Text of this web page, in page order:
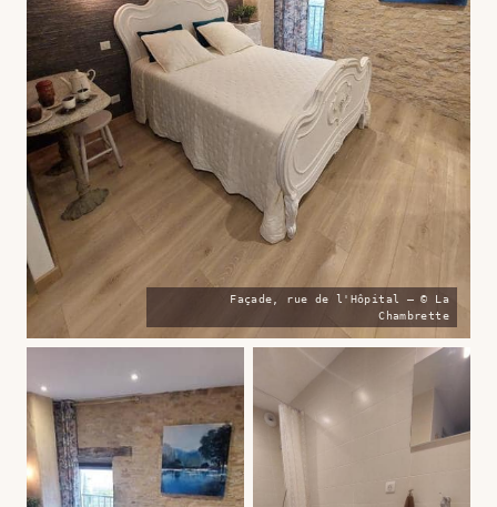
Façade, rue de l'Hôpital — © La
Chambrette